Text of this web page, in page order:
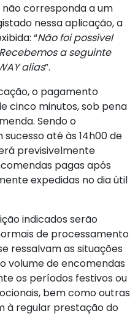
corresponda a um
nessa aplicação, a
“Não foi possível
a seguinte
alias”.
o pagamento
cinco minutos, sob pena
Sendo o
até às 14h00 de
previsivelmente
pagas após
expedidas no dia útil
indicados serão
de processamento
ressalvam as situações
volume de encomendas
os períodos festivos ou
bem como outras
à regular prestação do